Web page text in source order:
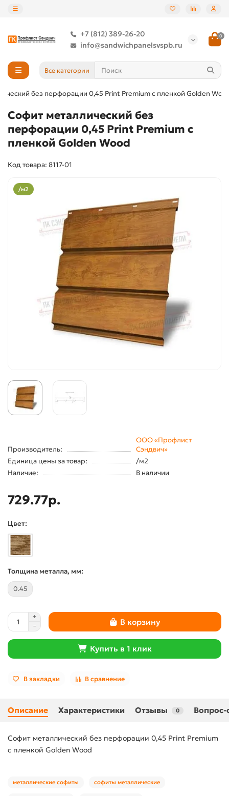
+7 (812) 389-26-20
info@sandwichpanelsvspb.ru
0
Все категории
без перфорации 0,45 Print Premium с пленкой Golden
Софит металлический без
перфорации 0,45 Print Premium с
пленкой Golden Wood
Код товара: 8117-01
/м2
Производитель:
ООО «Профлист
Сэндвич»
Единица цены за товар:
/м2
Наличие:
В наличии
729.77р.
Цвет:
Толщина металла, мм:
0.45
В корзину
Купить в 1 клик
В закладки В сравнение
Описание Характеристики Отзывы 0 Вопрос-
Софит металлический без перфорации 0,45 Print Premium
с пленкой Golden Wood
металлические софиты софиты металлические